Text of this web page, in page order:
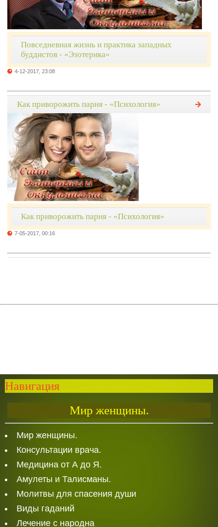
Повседневная жизнь и практика западных
буддистов - «Эзотерика»
4-12-2017, 23:08
Как приворожить парня - «Психология»
Как приворожить парня - «Психология»
7-05-2017, 00:16
Навигация
Мир женщины.
Мир женщины.
Консультации врача.
Медицина от А до Я.
Амулеты и Талисманы.
Молитвы для спасения души
Виды гаданий
Лечение с народна